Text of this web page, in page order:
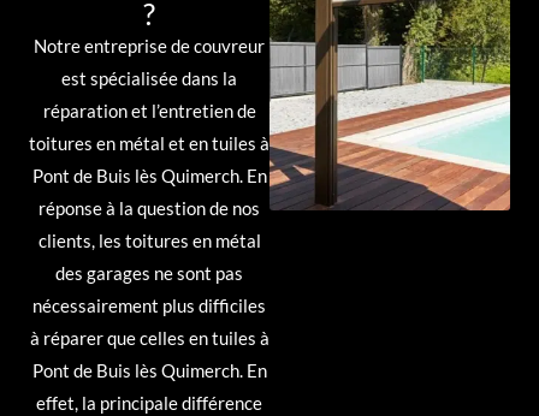
?
Notre entreprise de couvreur
est spécialisée dans la
réparation et l’entretien de
toitures en métal et en tuiles à
Pont de Buis lès Quimerch. En
réponse à la question de nos
clients, les toitures en métal
des garages ne sont pas
nécessairement plus difficiles
à réparer que celles en tuiles à
Pont de Buis lès Quimerch. En
effet, la principale différence